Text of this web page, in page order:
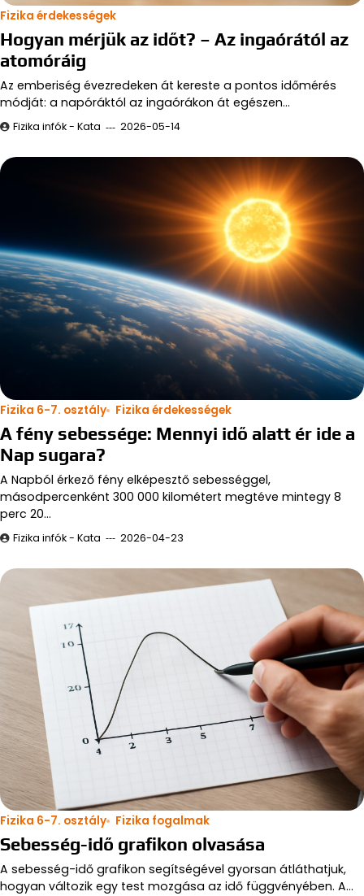
Fizika érdekességek
Hogyan mérjük az időt? – Az ingaórától az
atomóráig
Az emberiség évezredeken át kereste a pontos időmérés
módját: a napóráktól az ingaórákon át egészen…
Fizika infók - Kata 2026-05-14
Fizika 6-7. osztály Fizika érdekességek
A fény sebessége: Mennyi idő alatt ér ide a
Nap sugara?
A Napból érkező fény elképesztő sebességgel,
másodpercenként 300 000 kilométert megtéve mintegy 8
perc 20…
Fizika infók - Kata 2026-04-23
Fizika 6-7. osztály Fizika fogalmak
Sebesség-idő grafikon olvasása
A sebesség-idő grafikon segítségével gyorsan átláthatjuk,
hogyan változik egy test mozgása az idő függvényében. A…